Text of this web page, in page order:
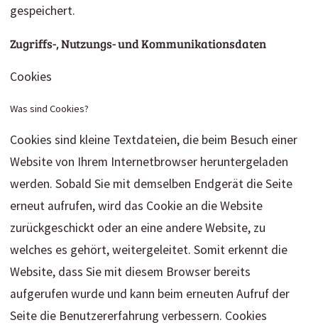
gespeichert.
Zugriffs-, Nutzungs- und Kommunikationsdaten
Cookies
Was sind Cookies?
Cookies sind kleine Textdateien, die beim Besuch einer
Website von Ihrem Internetbrowser heruntergeladen
werden. Sobald Sie mit demselben Endgerät die Seite
erneut aufrufen, wird das Cookie an die Website
zurückgeschickt oder an eine andere Website, zu
welches es gehört, weitergeleitet. Somit erkennt die
Website, dass Sie mit diesem Browser bereits
aufgerufen wurde und kann beim erneuten Aufruf der
Seite die Benutzererfahrung verbessern. Cookies